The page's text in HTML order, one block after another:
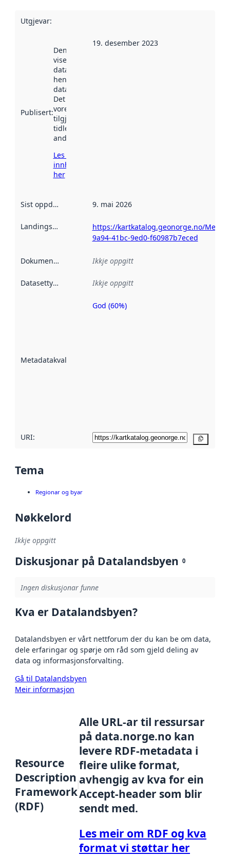
Utgjevar:
Publisert:
Denne datoen
viser når
datasettet vart
henta inn av
data.norge.no.
Det kan ha
vore
tilgjengeleg
tidlegare
andre stader.
Les meir om
innhenting
her
19. desember 2023
Sist oppdatert 9. mai 2026
Landingsside
https://kartkatalog.geonorge.no/
9a94-41bc-9ed0-f60987b7eced
Dokumentasjon Ikkje oppgitt
Datasettype Ikkje oppgitt
Metadatakvalitet
Metadatakvalitet
God (60%)
URI:
Tema
Regionar og byar
Nøkkelord
Ikkje oppgitt
Diskusjonar på Datalandsbyen 0
Ingen diskusjonar funne
Kva er Datalandsbyen?
Datalandsbyen er vårt nettforum der du kan be om data,
dele erfaringar og spørje om råd som gjeld deling av
data og informasjonsforvalting.
Gå til Datalandsbyen
Meir informasjon
Resource
Description
Framework
(RDF)
Alle URL-ar til ressursar
på data.norge.no kan
levere RDF-metadata i
fleire ulike format,
avhengig av kva for ein
Accept-header som blir
sendt med.
Les meir om RDF og kva
format vi støttar her